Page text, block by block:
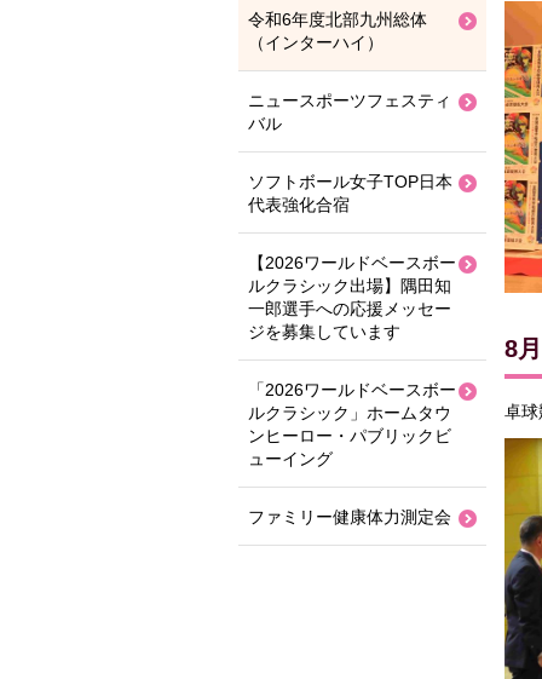
8
卓球
令和6年度北部九州総体
（インターハイ）
ニュースポーツフェスティ
バル
ソフトボール女子TOP日本
代表強化合宿
【2026ワールドベースボー
ルクラシック出場】隅田知
一郎選手への応援メッセー
ジを募集しています
「2026ワールドベースボー
ルクラシック」ホームタウ
ンヒーロー・パブリックビ
ューイング
ファミリー健康体力測定会